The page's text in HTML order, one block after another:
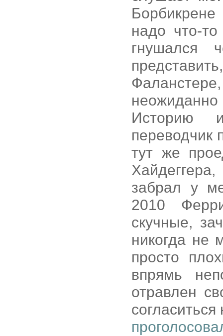
надо что-
гнушался
Историю
переводчик
тут же
забрал у
2010
скучные,
никогда не
просто
впрямь
отравлен